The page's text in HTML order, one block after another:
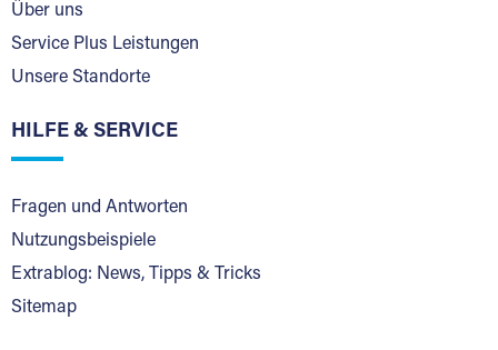
Über uns
Service Plus Leistungen
Unsere Standorte
HILFE & SERVICE
Fragen und Antworten
Nutzungsbeispiele
Extrablog: News, Tipps & Tricks
Sitemap